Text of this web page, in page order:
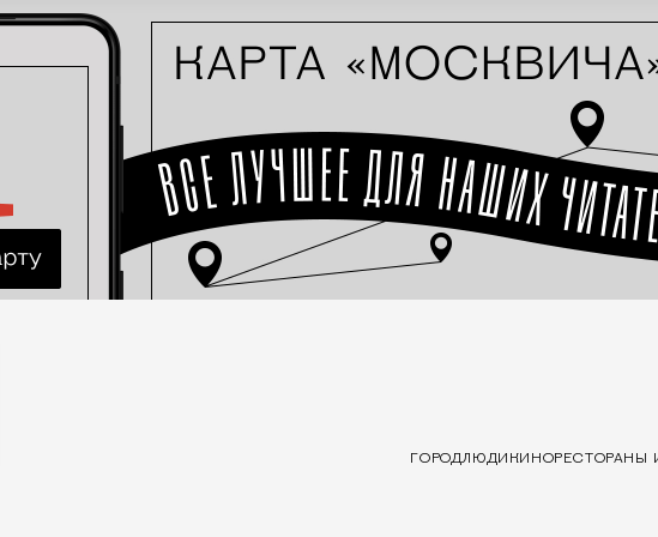
ГОРОДЛЮДИ КИНОРЕСТОРАНЫ